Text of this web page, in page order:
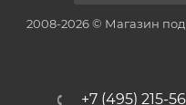
2008-2026 © Магазин
+7 (495) 215-